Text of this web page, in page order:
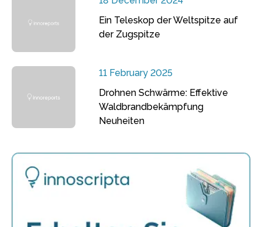
Ein Teleskop der Weltspitze auf
der Zugspitze
11 February 2025
Drohnen Schwärme: Effektive
Waldbrandbekämpfung
Neuheiten